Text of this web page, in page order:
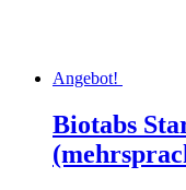
Angebot!
Biotabs